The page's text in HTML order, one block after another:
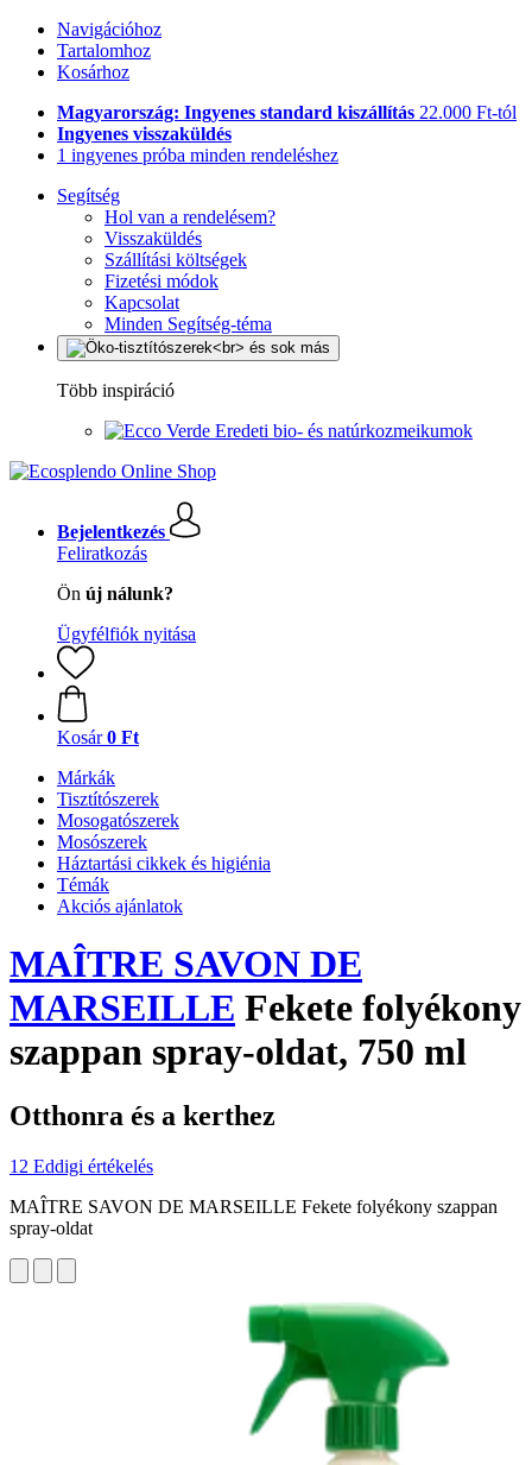
Navigációhoz
Tartalomhoz
Kosárhoz
Magyarország: Ingyenes standard kiszállítás 22.000 Ft-tól
Ingyenes visszaküldés
1 ingyenes próba minden rendeléshez
Segítség
Hol van a rendelésem?
Visszaküldés
Szállítási költségek
Fizetési módok
Kapcsolat
Minden Segítség-téma
Több inspiráció
Eredeti bio- és natúrkozmeikumok
Bejelentkezés
Feliratkozás
Ön új nálunk?
Ügyfélfiók nyitása
Kosár 0 Ft
Márkák
Tisztítószerek
Mosogatószerek
Mosószerek
Háztartási cikkek és higiénia
Témák
Akciós ajánlatok
MAÎTRE SAVON DE
MARSEILLE Fekete folyékony
szappan spray-oldat, 750 ml
Otthonra és a kerthez
12 Eddigi értékelés
MAÎTRE SAVON DE MARSEILLE Fekete folyékony szappan
spray-oldat